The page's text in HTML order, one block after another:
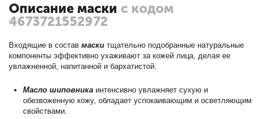
Описание маски с кодом
4673721552972
Входящие в составмаски тщательно подобранные натуральные
компоненты эффективно ухаживают за кожей лица, делая ее
увлажненной, напитанной и бархатистой.
Масло шиповника интенсивно увлажняет сухую и
обезвоженную кожу, обладает успокаивающим и осветляющим
свойствами.